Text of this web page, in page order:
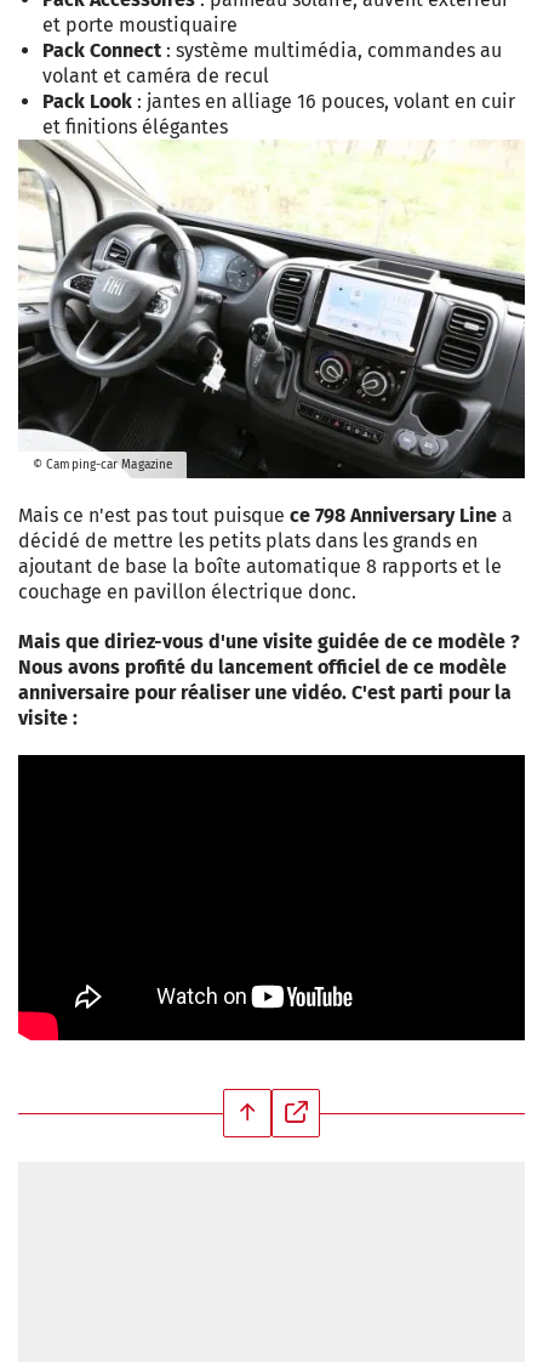
et porte moustiquaire
Pack Connect : système multimédia, commandes au
volant et caméra de recul
Pack Look : jantes en alliage 16 pouces, volant en cuir
et finitions élégantes
© Camping-car Magazine
Mais ce n'est pas tout puisque ce 798 Anniversary Line a
décidé de mettre les petits plats dans les grands en
ajoutant de base la boîte automatique 8 rapports et le
couchage en pavillon électrique donc.
Mais que diriez-vous d'une visite guidée de ce modèle ?
Nous avons profité du lancement officiel de ce modèle
anniversaire pour réaliser une vidéo. C'est parti pour la
visite :